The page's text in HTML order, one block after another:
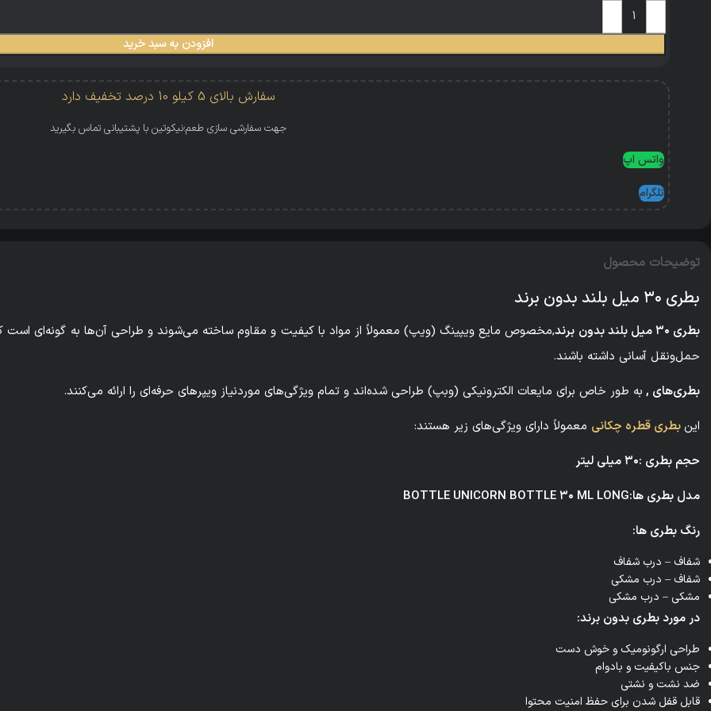
افزودن به سبد خرید
سفارش بالای 5 کیلو 10 درصد تخفیف دارد
جهت سفارشی سازی طعم؛نیکوتین با پشتیبانی تماس بگیرید
واتس اپ
تلگرام
توضیحات محصول
بطری ۳۰ میل بلند بدون برند
بطری ۳۰ میل بلند بدون برند
,مخصوص مایع ویپینگ (ویپ) معمولاً از مواد با کیفیت و مقاوم ساخته می‌شوند و طراحی آن‌ها به گونه‌ای است
حمل‌ونقل آسانی داشته باشند.
بطری‌های , به طور خاص برای مایعات الکترونیکی (وبپ) طراحی شده‌اند و تمام ویژگی‌های موردنیاز ویپرهای حرفه‌ای را ارائه می‌کنند.
اینبطری‌ قطره چکانی معمولاً دارای ویژگی‌های زیر هستند:
حجم بطری :۳۰ میلی لیتر
مدل‌ بطری ها:BOTTLE UNICORN BOTTLE ۳۰ ML LONG
رنگ‌ بطری ها:
شفاف – درب شفاف
شفاف – درب مشکی
مشکی – درب مشکی
در مورد بطری بدون برند:
طراحی ارگونومیک و خوش دست
جنس باکیفیت و بادوام
ضد نشت و نشتی
قابل قفل شدن برای حفظ امنیت محتوا